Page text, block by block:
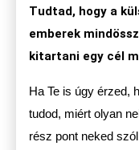
Tudtad, hogy a
emberek
kitartani egy cél
Ha Te is úgy érzed,
tudod, miért olyan
rész pont neked